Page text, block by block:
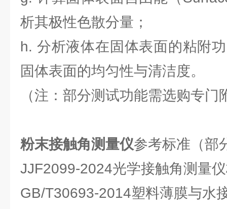
析其极性色散分量；
h. 分析液体在固体表面的粘附
固体表面的均匀性与清洁度。
（注：部分测试功能需选购专门
粉末接触角测量仪参考标准（部
JJF2099-2024光学接触角测量
GB/T30693-2014塑料薄膜与水